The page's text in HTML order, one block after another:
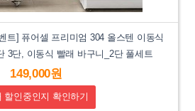
트] 퓨어셀 프리미엄 304 올스텐 이동식
3단, 이동식 빨래 바구니_2단 풀세트
149,000원
할인중인지 확인하기